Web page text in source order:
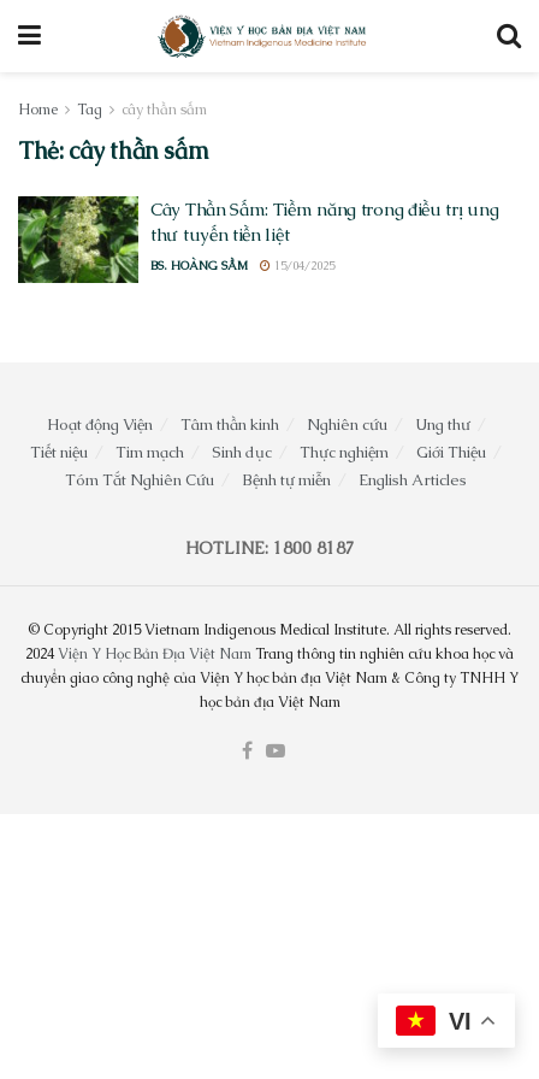
Home Tag cây thần sấm
Thẻ:cây thần sấm
Cây Thần Sấm: Tiềm năng trong điều trị ung
thư tuyến tiền liệt
BS. HOÀNG SẦM 15/04/2025
Hoạt động Viện Tâm thần kinh Nghiên cứu
Ung thư
Tiết niệu
Tim mạch Sinh dục Thực nghiệm
Giới Thiệu
Tóm Tắt Nghiên Cứu
Bệnh tự miễn English Articles
HOTLINE: 1800 8187
© Copyright 2015 Vietnam Indigenous Medical Institute. All rights reserved.
2024Viện Y Học Bản Địa Việt NamTrang thông tin nghiên cứu khoa học và
chuyển giao công nghệ của Viện Y học bản địa Việt Nam & Công ty TNHH Y
học bản địa Việt Nam
VI